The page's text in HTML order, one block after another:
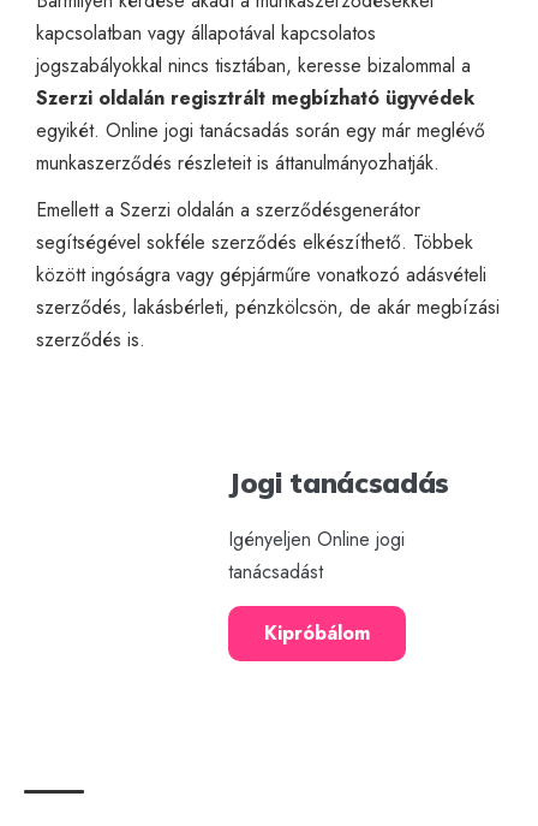
kapcsolatban vagy állapotával kapcsolatos
jogszabályokkal nincs tisztában, keresse bizalommal a
Szerzi oldalán regisztrált megbízható ügyvédek
egyikét. Online jogi tanácsadás során egy már meglévő
munkaszerződés részleteit is áttanulmányozhatják.
Emellett a Szerzi oldalán a szerződésgenerátor
segítségével sokféle szerződés elkészíthető. Többek
között ingóságra vagy gépjárműre vonatkozó adásvételi
szerződés, lakásbérleti, pénzkölcsön, de akár megbízási
szerződés is.
Jogi tanácsadás
Igényeljen Online jogi
tanácsadást
Kipróbálom